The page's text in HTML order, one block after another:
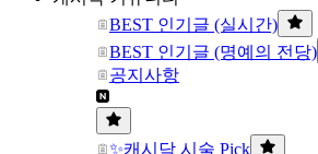
BEST 인기글 (실시간)
BEST 인기글 (명예의 전당)
공지사항
✨캐시닥 시술 Pick